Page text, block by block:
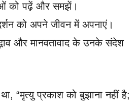
को पढ़ें और समझें।
को अपने जीवन में अपनाएं।
और मानवतावाद के उनके संदेश
“मृत्यु प्रकाश को बुझाना नहीं है;